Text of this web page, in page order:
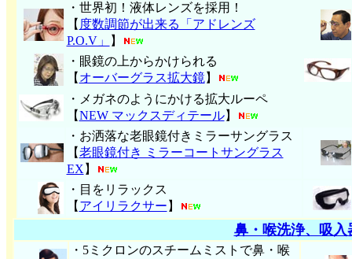
・世界初！液体レンズを採用！
【 度数調節が出来る「アドレンズ
P.O.V」
】
・眼鏡の上からかけられる
【 オーバーグラス拡大鏡】
・メガネのようにかける拡大ルーペ
【NEW マックスディテール】
・お洒落な老眼鏡付きミラーサングラス
【老眼鏡付き ミラーコートサングラス
EX 】
・目をリラックス
【 アイリラクサー 】
鼻・喉洗浄、吸入
・5ミクロンのスチームミストで鼻・喉